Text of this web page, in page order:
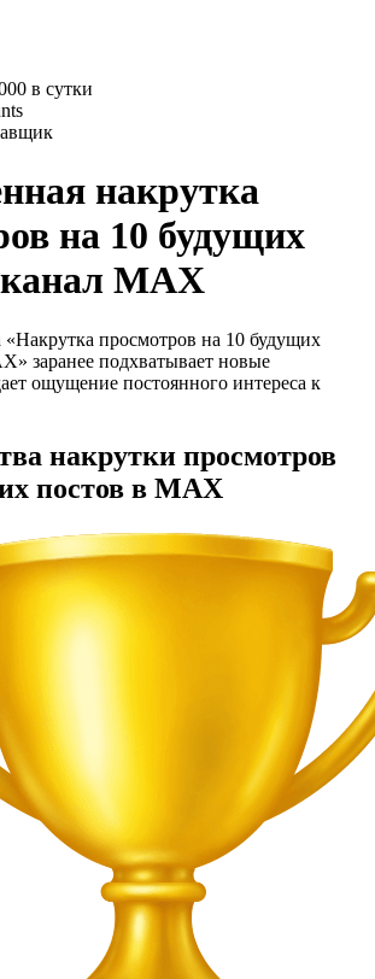
в сутки
накрутка
на 10 будущих
MAX
«Накрутка просмотров на 10 будущих
заранее подхватывает новые
ощущение постоянного интереса к
накрутки просмотров
постов в MAX